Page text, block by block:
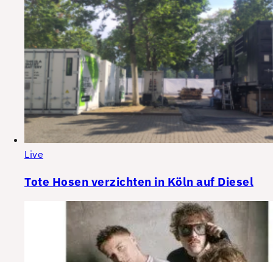
Live
Tote Hosen verzichten in Köln auf Diesel